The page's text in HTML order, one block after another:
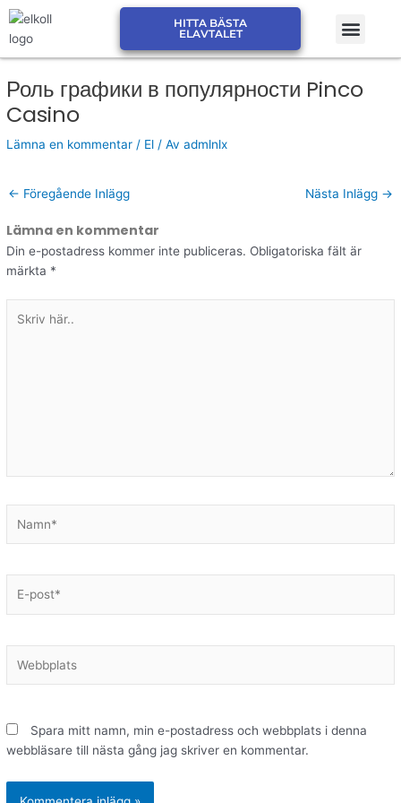
Hoppa
innehåll
HITTA BÄSTA
ELAVTALET
Meny
Роль графики в популярности Pinco
Casino
Lämna en kommentar / El / Av admlnlx
← Föregående Inlägg Nästa Inlägg →
Lämna en kommentar
Din e-postadress kommer inte publiceras. Obligatoriska fält är
märkta *
här..
post*
Spara mitt namn, min e-postadress och webbplats i denna
webbläsare till nästa gång jag skriver en kommentar.